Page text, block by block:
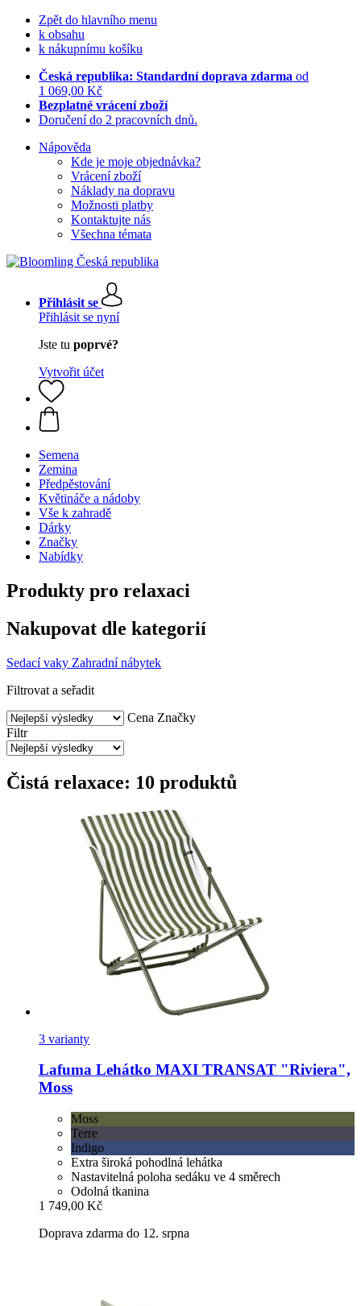
Zpět do hlavního menu
k obsahu
k nákupnímu košíku
Česká republika: Standardní doprava zdarma od
1 069,00 Kč
Bezplatné vrácení zboží
Doručení do 2 pracovních dnů.
Nápověda
Kde je moje objednávka?
Vrácení zboží
Náklady na dopravu
Možnosti platby
Kontaktujte nás
Všechna témata
Přihlásit se
Přihlásit se nyní
Jste tu poprvé?
Vytvořit účet
Semena
Zemina
Předpěstování
Květináče a nádoby
Vše k zahradě
Dárky
Značky
Nabídky
Produkty pro relaxaci
Nakupovat dle kategorií
Sedací vaky Zahradní nábytek
Filtrovat a seřadit
Cena Značky
Filtr
Čistá relaxace: 10 produktů
3 varianty
Lafuma Lehátko MAXI TRANSAT "Riviera",
Moss
Moss
Terre
Indigo
Extra široká pohodlná lehátka
Nastavitelná poloha sedáku ve 4 směrech
Odolná tkanina
1 749,00 Kč
Doprava zdarma do 12. srpna